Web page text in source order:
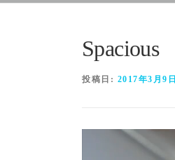
Spacious
投稿日: 2017年3月9日